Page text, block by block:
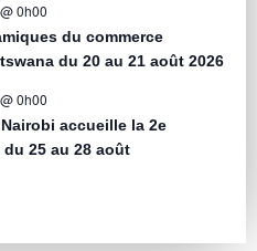
0h00
du commerce
du 20 au 21 août 2026
0h00
accueille la 2e
du 25 au 28 août